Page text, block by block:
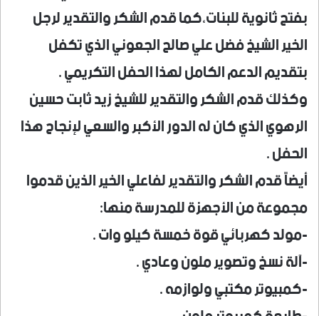
بفتح ثانوية للبنات،كما قدم الشكر والتقدير لرجل
الخير الشيخ فضل علي صالح الجعوني الذي تكفل
بتقديم الدعم الكامل لهذا الحفل التكريمي .
وكذلك قدم الشكر والتقدير للشيخ زيد ثابت حسين
الرهوي الذي كان له الدور الأكبر والسعي لإنجاح هذا
الحفل .
أيضاً قدم الشكر والتقدير لفاعلي الخير الذين قدموا
مجموعة من الأجهزة للمدرسة منها:
-مولد كهربائي قوة خمسة كيلو وات .
-آلة نسخ وتصوير ملون وعادي .
-كمبيوتر مكتبي ولوازمه .